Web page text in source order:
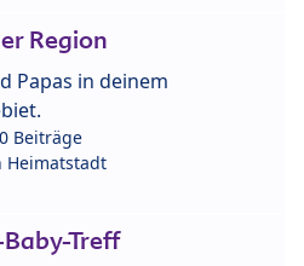
Region
Papas in deinem
Beiträge
Heimatstadt
Treff